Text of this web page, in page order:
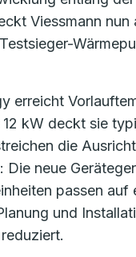
Viessmann
kW deckt sie
die
neue
passen
und